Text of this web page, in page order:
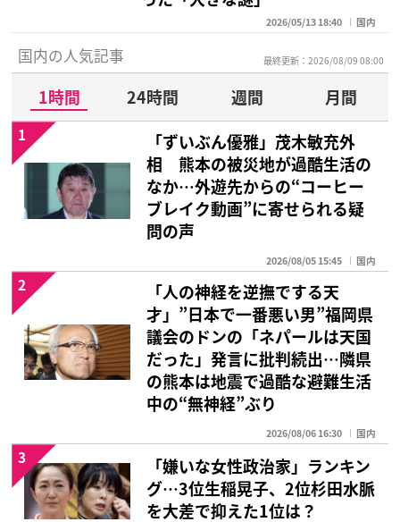
2026/05/13 18:40 国内
国内の人気記事 最終更新：2026/08/09 08:00
1時間 24時間 週間
月間
「ずいぶん優雅」茂木敏充外
相 熊本の被災地が過酷生活の
なか…外遊先からの“コーヒー
ブレイク動画”に寄せられる疑
問の声
2026/08/05 15:45 国内
1
「人の神経を逆撫でする天
才」”日本で一番悪い男”福岡県
議会のドンの「ネパールは天国
だった」発言に批判続出…隣県
の熊本は地震で過酷な避難生活
中の“無神経”ぶり
2026/08/06 16:30 国内
2
「嫌いな女性政治家」ランキン
グ…3位生稲晃子、2位杉田水脈
を大差で抑えた1位は？
3